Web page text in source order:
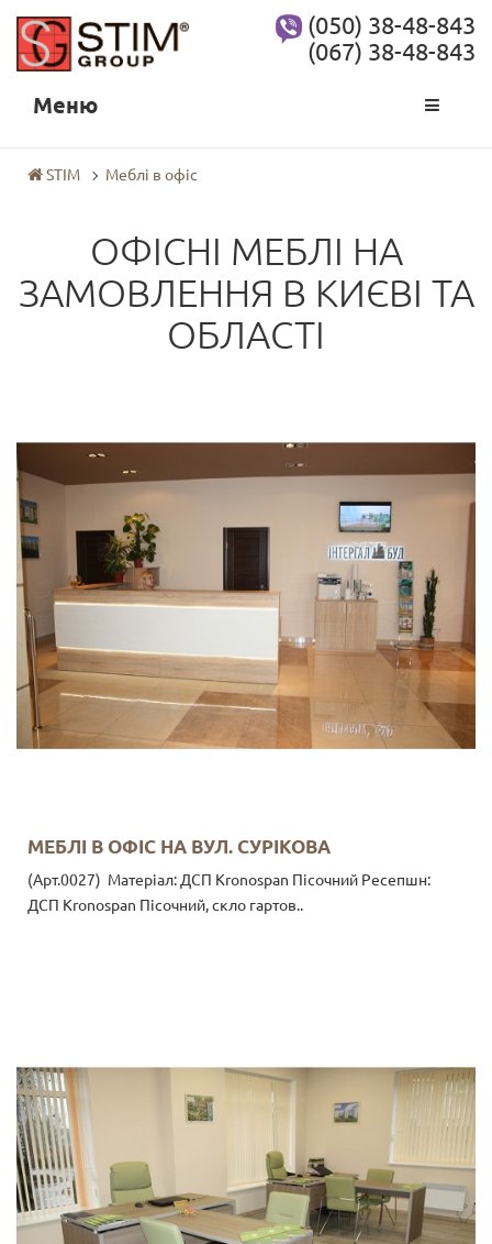
(050) 38-48-843
(067) 38-48-843
Меню
STIM Меблі в офіс
ОФІСНІ МЕБЛІ НА
ЗАМОВЛЕННЯ В КИЄВІ ТА
ОБЛАСТІ
МЕБЛІ В ОФІС НА ВУЛ. СУРІКОВА
(Арт.0027) Матеріал: ДСП Kronospan Пісочний Ресепшн:
ДСП Kronospan Пісочний, скло гартов..